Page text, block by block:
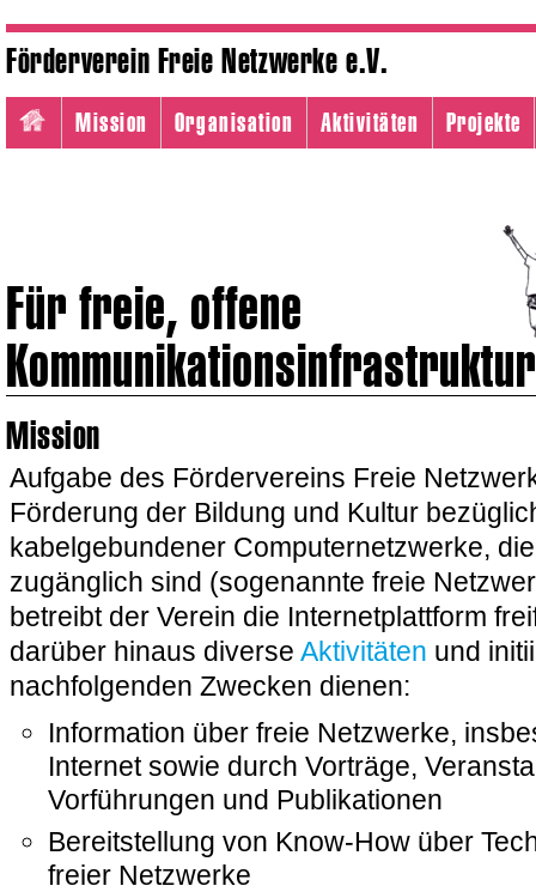
Förderverein Freie Netzwerke e.V.
Mission Organisation Aktivitäten Projekte
Für freie, offene
Mission
Aufgabe des Fördervereins Freie
Förderung der Bildung und Kultur
kabelgebundener Computernetzwerke,
zugänglich sind (sogenannte freie
betreibt der Verein die Internetplattform
darüber hinaus diverse Aktivitäten und
nachfolgenden Zwecken dienen:
Information über freie Netzwerke,
Internet sowie durch Vorträge,
Vorführungen und Publikationen
Bereitstellung von Know-How über
freier Netzwerke